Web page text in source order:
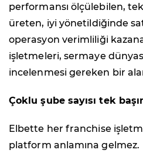
performansı ölçülebilen,
üreten, iyi yönetildiğinde
operasyon verimliliği
işletmeleri, sermaye
incelenmesi gereken bir
Çoklu şube sayısı tek
Elbette her franchise
platform anlamına gelmez.